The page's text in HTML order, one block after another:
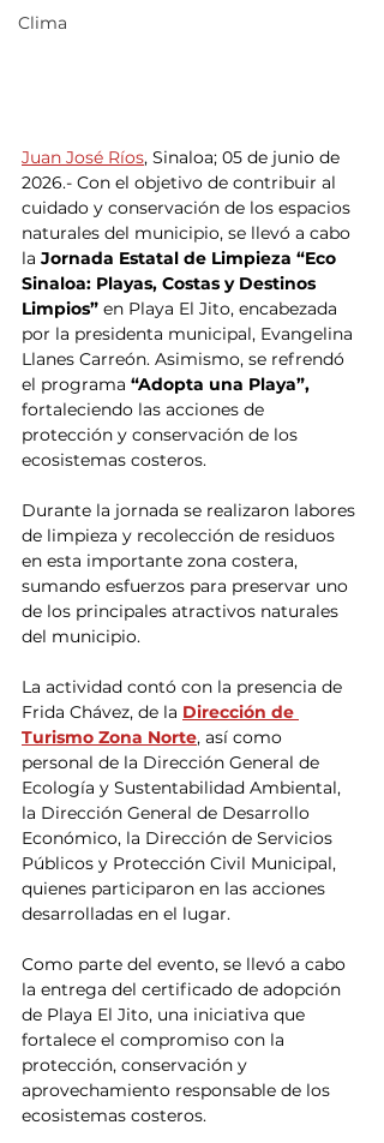
Clima
Juan José Ríos, Sinaloa; 05 de junio de
2026.- Con el objetivo de contribuir al
cuidado y conservación de los espacios
naturales del municipio, se llevó a cabo
la Jornada Estatal de Limpieza “Eco
Sinaloa: Playas, Costas y Destinos
Limpios” en Playa El Jito, encabezada
por la presidenta municipal, Evangelina
Llanes Carreón. Asimismo, se refrendó
el programa “Adopta una Playa”,
fortaleciendo las acciones de
protección y conservación de los
ecosistemas costeros.
Durante la jornada se realizaron labores
de limpieza y recolección de residuos
en esta importante zona costera,
sumando esfuerzos para preservar uno
de los principales atractivos naturales
del municipio.
La actividad contó con la presencia de
Frida Chávez, de la Dirección de
Turismo Zona Norte, así como
personal de la Dirección General de
Ecología y Sustentabilidad Ambiental,
la Dirección General de Desarrollo
Económico, la Dirección de Servicios
Públicos y Protección Civil Municipal,
quienes participaron en las acciones
desarrolladas en el lugar.
Como parte del evento, se llevó a cabo
la entrega del certificado de adopción
de Playa El Jito, una iniciativa que
fortalece el compromiso con la
protección, conservación y
aprovechamiento responsable de los
ecosistemas costeros.